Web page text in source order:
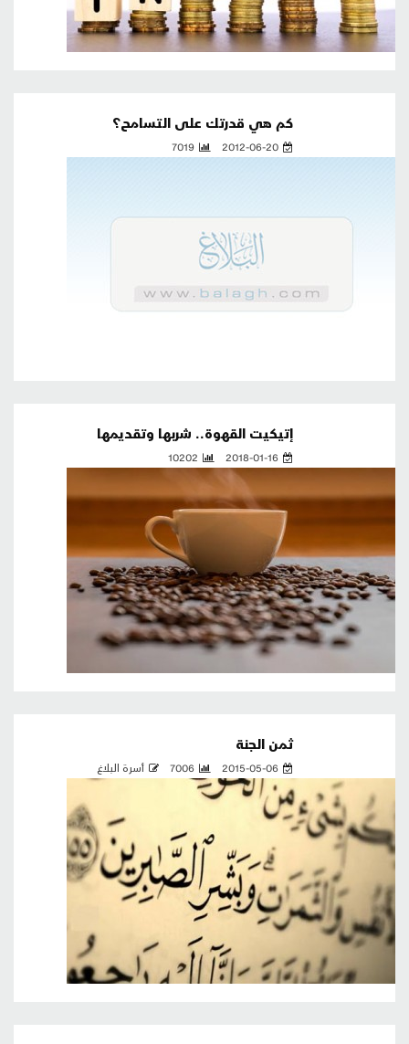
كم هي قدرتك على التسامح؟
2012-06-20
7019
إتيكيت القهوة.. شربها وتقديمها
2018-01-16
10202
ثمن الجنة
2015-05-06
7006 أسرة البلاغ